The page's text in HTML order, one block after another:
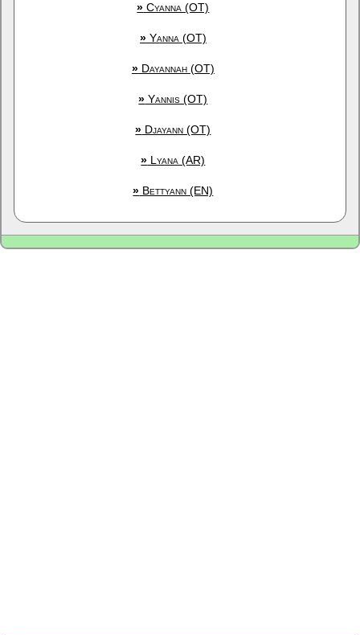
» Cyanna (OT)
»Yanna (OT)
»Dayannah (OT)
» Yannis (OT)
» Djayann (OT)
» Lyana (AR)
» Bettyann (EN)